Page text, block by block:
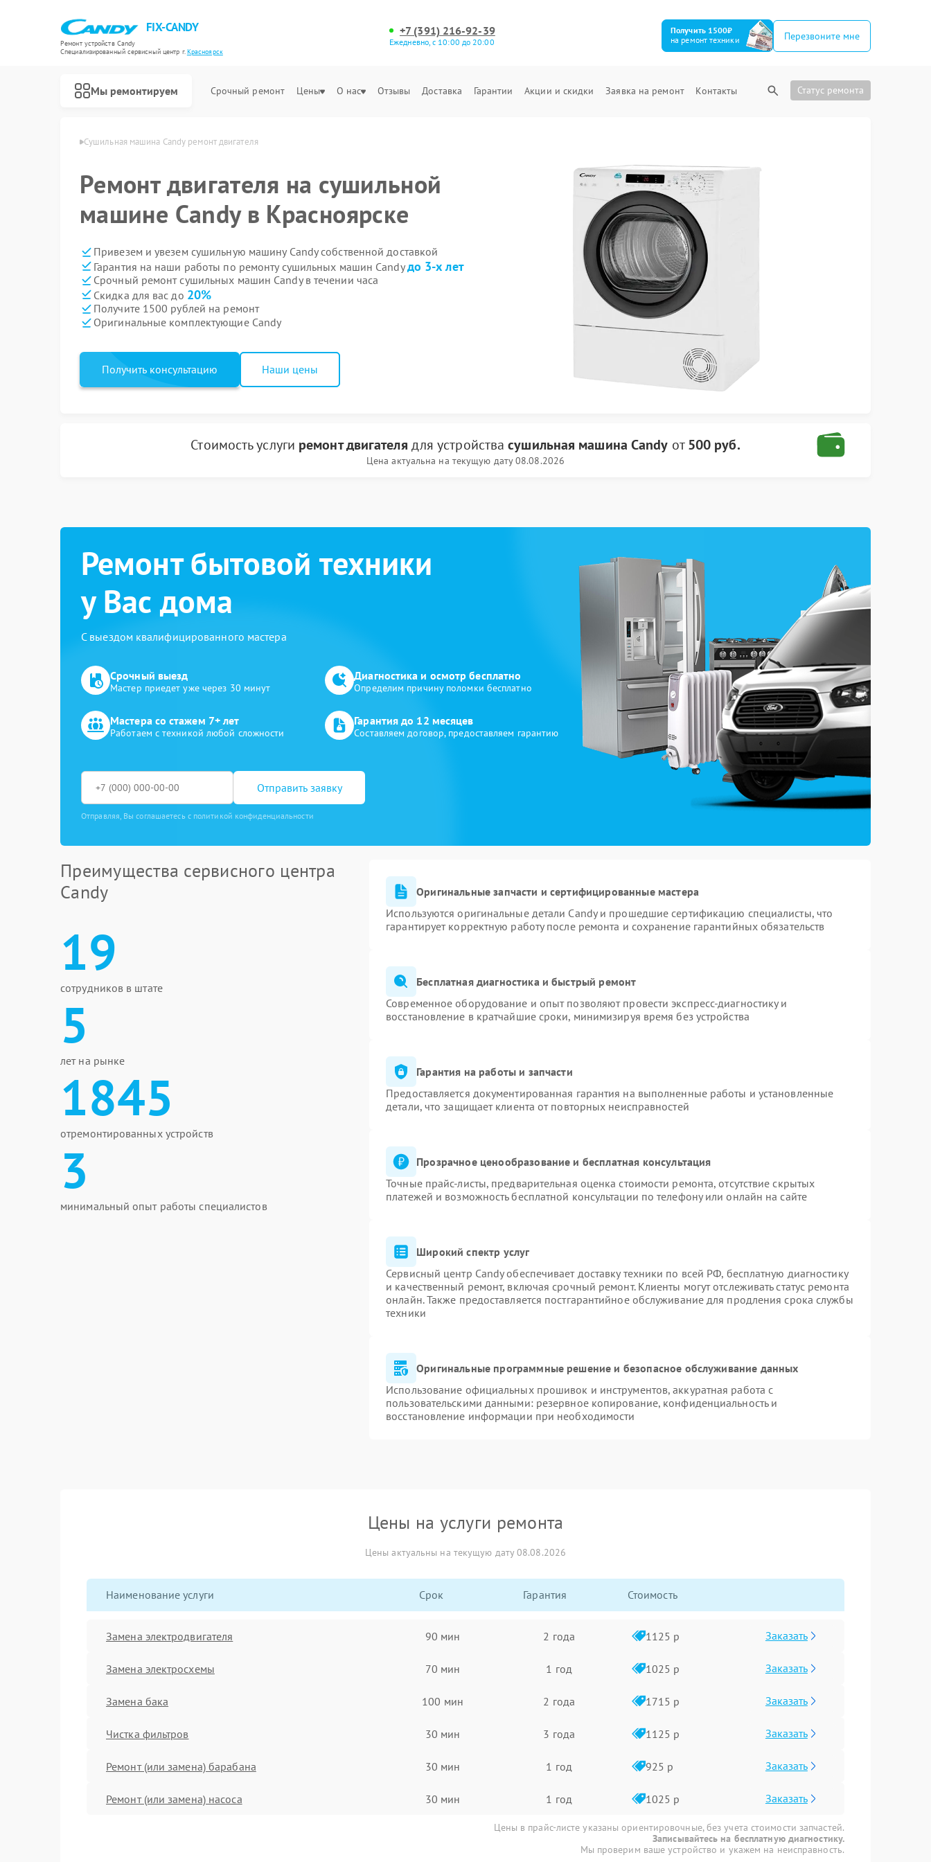
FIX-CANDY
Ремонт устройств Candy
Специализированный cервисный центр г.Красноярск
+7 (391) 216-92-39
Ежедневно, с 10:00 до 20:00
Получить 1500₽
на ремонт техники
Перезвоните мне
Мы ремонтируем Срочный ремонт Цены О нас Отзывы Доставка Гарантии Акции и скидки Заявка на ремонт Контакты Статус ремонта
Сушильная машина Candy ремонт двигателя
Ремонт двигателя на сушильной
машине Candy в Красноярске
Привезем и увезем сушильную машину Candy собственной доставкой
Гарантия на наши работы по ремонту сушильных машин Candyдо 3-х лет
Срочный ремонт сушильных машин Candy в течении часа
Скидка для вас до 20%
Получите 1500 рублей на ремонт
Оригинальные комплектующие Candy
Получить консультацию Наши цены
Стоимость услуги ремонт двигателя для устройствасушильная машина Candy от500 руб.
Цена актуальна на текущую дату 08.08.2026
Ремонт бытовой техники
у Вас дома
С выездом квалифицированного мастера
Срочный выезд
Мастер приедет уже через 30 минут
Диагностика и осмотр бесплатно
Определим причину поломки бесплатно
Мастера со стажем 7+ лет
Работаем с техникой любой сложности
Гарантия до 12 месяцев
Составляем договор, предоставляем гарантию
Отправить заявку
Отправляя, Вы соглашаетесь с политикой конфиденциальности
Преимущества сервисного центра
Candy
19
сотрудников в штате
5
лет на рынке
1845
отремонтированных устройств
3
минимальный опыт работы специалистов
Оригинальные запчасти и сертифицированные мастера
Используются оригинальные детали Candy и прошедшие сертификацию специалисты, что
гарантирует корректную работу после ремонта и сохранение гарантийных обязательств
Бесплатная диагностика и быстрый ремонт
Современное оборудование и опыт позволяют провести экспресс-диагностику и
восстановление в кратчайшие сроки, минимизируя время без устройства
Гарантия на работы и запчасти
Предоставляется документированная гарантия на выполненные работы и установленные
детали, что защищает клиента от повторных неисправностей
Прозрачное ценообразование и бесплатная консультация
Точные прайс-листы, предварительная оценка стоимости ремонта, отсутствие скрытых
платежей и возможность бесплатной консультации по телефону или онлайн на сайте
Широкий спектр услуг
Сервисный центр Candy обеспечивает доставку техники по всей РФ, бесплатную диагностику
и качественный ремонт, включая срочный ремонт. Клиенты могут отслеживать статус ремонта
онлайн. Также предоставляется постгарантийное обслуживание для продления срока службы
техники
Оригинальные программные решение и безопасное обслуживание данных
Использование официальных прошивок и инструментов, аккуратная работа с
пользовательскими данными: резервное копирование, конфиденциальность и
восстановление информации при необходимости
Цены на услуги ремонта
Цены актуальны на текущую дату 08.08.2026
Наименование услуги Срок Гарантия Стоимость
Замена электродвигателя 90 мин 2 года 1125 р Заказать
Замена электросхемы 70 мин 1 год 1025 р Заказать
Замена бака 100 мин 2 года 1715 р Заказать
Чистка фильтров 30 мин 3 года 1125 р Заказать
Ремонт (или замена) барабана 30 мин 1 год 925 р Заказать
Ремонт (или замена) насоса 30 мин 1 год 1025 р Заказать
Цены в прайс-листе указаны ориентировочные, без учета стоимости запчастей.
Записывайтесь на бесплатную диагностику.
Мы проверим ваше устройство и укажем на неисправность.